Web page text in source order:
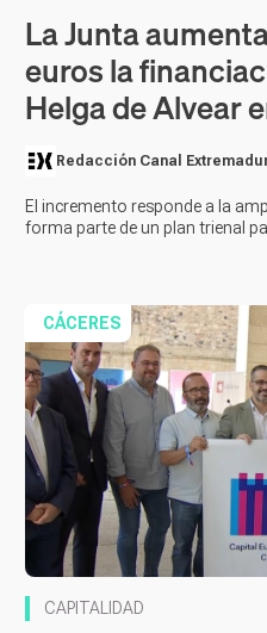
La Junta
euros la
Helga de Alvear
Redacción Canal
El incremento responde a la
forma parte de un plan trienal
CÁCERES
CAPITALIDAD